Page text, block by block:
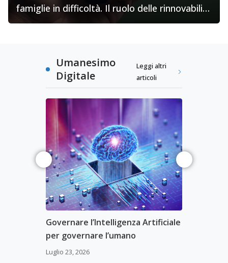
famiglie in difficoltà. Il ruolo delle rinnovabili
secondo Legambiente
Umanesimo
Digitale
Leggi altri
articoli
Governare l’Intelligenza Artificiale
per governare l’umano
Luglio 23, 2026